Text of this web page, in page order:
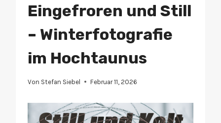
Eingefroren und Still
– Winterfotografie
im Hochtaunus
Von Stefan Siebel Februar 11, 2026